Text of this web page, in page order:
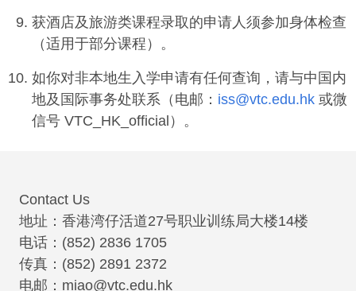
获酒店及旅游类课程录取的申请人须参加身体检查
（适用于部分课程）。
如你对非本地生入学申请有任何查询，请与中国内
地及国际事务处联系（电邮： iss@vtc.edu.hk 或微
信号 VTC_HK_official）。
Contact Us
地址：香港湾仔活道27号职业训练局大楼14楼
电话：(852) 2836 1705
传真：(852) 2891 2372
电邮：miao@vtc.edu.hk